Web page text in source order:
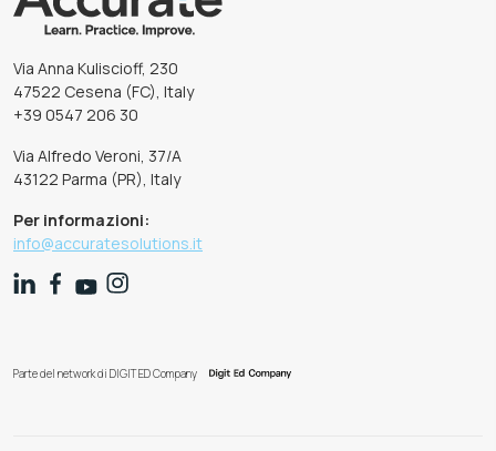
Via Anna Kuliscioff, 230
47522 Cesena (FC), Italy
+39 0547 206 30
Via Alfredo Veroni, 37/A
43122 Parma (PR), Italy
Per informazioni:
info@accuratesolutions.it
Parte del network di DIGIT ED Company